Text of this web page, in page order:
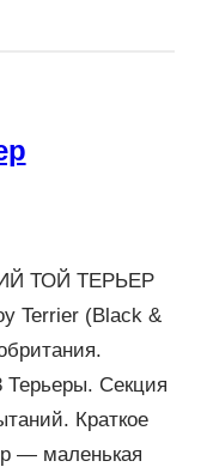
ТОЙ ТЕРЬЕР
Terrier (Black &
Секция
Краткое
— маленькая